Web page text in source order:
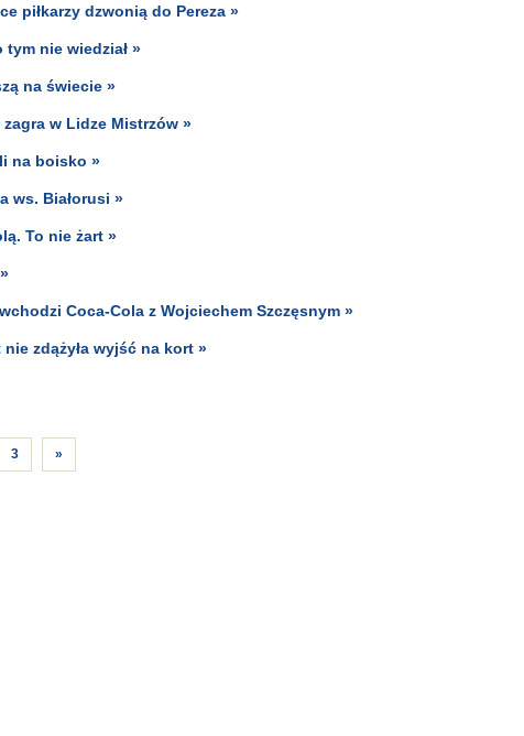
piłkarzy dzwonią do Pereza »
nie wiedział »
na świecie »
zagra w Lidze Mistrzów »
na boisko »
ws. Białorusi »
To nie żart »
Coca-Cola z Wojciechem Szczęsnym »
zdążyła wyjść na kort »
3 »